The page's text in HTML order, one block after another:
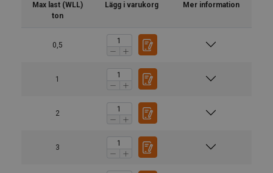
Max last (WLL)
ton
Lägg i varukorg Mer information
0,5
1
2
3